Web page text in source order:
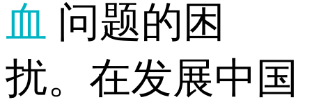
血 问题的困
扰。在发展中国